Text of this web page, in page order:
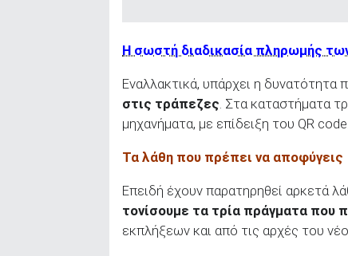
Η σωστή διαδικασία πληρωμής
Εναλλακτικά, υπάρχει η
στις τράπεζες. Στα καταστήματα
μηχανήματα, με επίδειξη του QR code.
Τα λάθη που πρέπει να αποφύγεις
Επειδή έχουν παρατηρηθεί αρκετά
τονίσουμε τα τρία πράγματα που
εκπλήξεων και από τις αρχές του